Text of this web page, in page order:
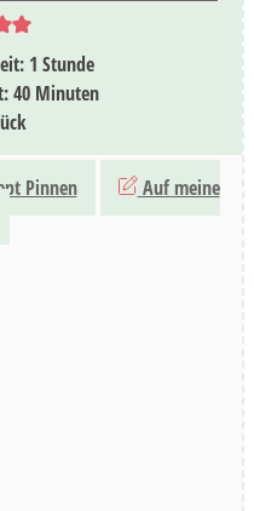
1 Stunde
Stunde
40Minuten
Minuten
Pinnen
Auf meine